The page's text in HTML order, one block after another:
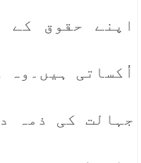
اپنے حقوق کے
اُکساتی ہیں۔وہ
جہالت کی ذمہ